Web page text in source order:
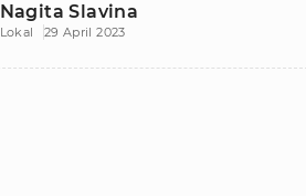
Nagita Slavina
Lokal 29 April 2023